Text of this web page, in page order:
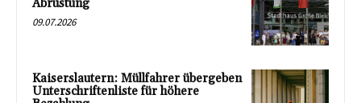
Abrüstung
09.07.2026
Kaiserslautern: Müllfahrer übergeben
Unterschriftenliste für höhere